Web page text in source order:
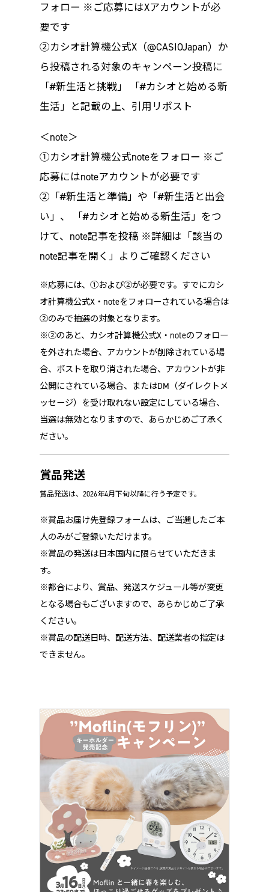
フォロー ※ご応募にはXアカウントが必
要です
②カシオ計算機公式X（@CASIOJapan）か
ら投稿される対象のキャンペーン投稿に
「#新生活と挑戦」 「#カシオと始める新
生活」と記載の上、引用リポスト
＜note＞
①カシオ計算機公式noteをフォロー ※ご
応募にはnoteアカウントが必要です
②「#新生活と準備」や「#新生活と出会
い」、 「#カシオと始める新生活」をつ
けて、note記事を投稿 ※詳細は「該当の
note記事を開く」よりご確認ください
※応募には、①および②が必要です。すでにカシ
オ計算機公式X・noteをフォローされている場合は
②のみで抽選の対象となります。
※②のあと、カシオ計算機公式X・noteのフォロー
を外された場合、アカウントが削除されている場
合、ポストを取り消された場合、アカウントが非
公開にされている場合、またはDM（ダイレクトメ
ッセージ）を受け取れない設定にしている場合、
当選は無効となりますので、あらかじめご了承く
ださい。
賞品発送
賞品発送は、2026年4月下旬以降に行う予定です。
※賞品お届け先登録フォームは、ご当選したご本
人のみがご登録いただけます。
※賞品の発送は日本国内に限らせていただきま
す。
※都合により、賞品、発送スケジュール等が変更
となる場合もございますので、あらかじめご了承
ください。
※賞品の配送日時、配送方法、配送業者の指定は
できません。